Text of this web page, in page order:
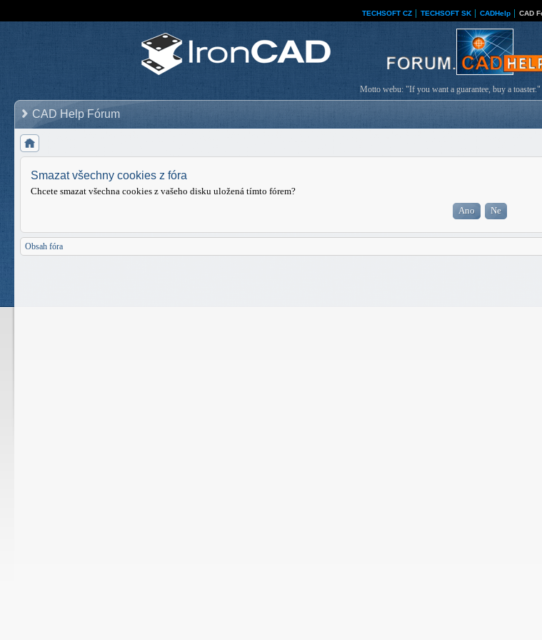
TECHSOFT CZ TECHSOFT SK CADHelp CAD
Motto webu: "If you want a guarantee, buy a
CAD Help Fórum
Smazat všechny cookies z fóra
Chcete smazat všechna cookies z vašeho disku uložená tímto fórem?
Obsah fóra